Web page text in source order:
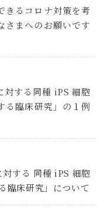
きるコロナ対策を考
さまへのお願いです
対する同種 iPS 細胞
る臨床研究」の１例
対する 同種 iPS 細胞
臨床研究」について